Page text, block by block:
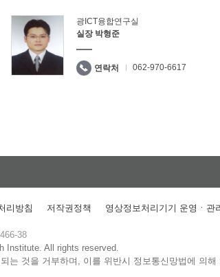
광ICT융합연구실
실장 박형준
연락처 062-970-6617
리방침 저작권정책 영상정보처리기기 운영ㆍ관
38
Institute.All rights reserved.
는 것을 거부하며, 이를 위반시 정보통신망법에 의